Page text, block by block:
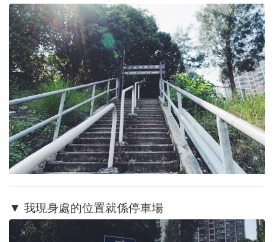
▼ 我現身處的位置就係停車場